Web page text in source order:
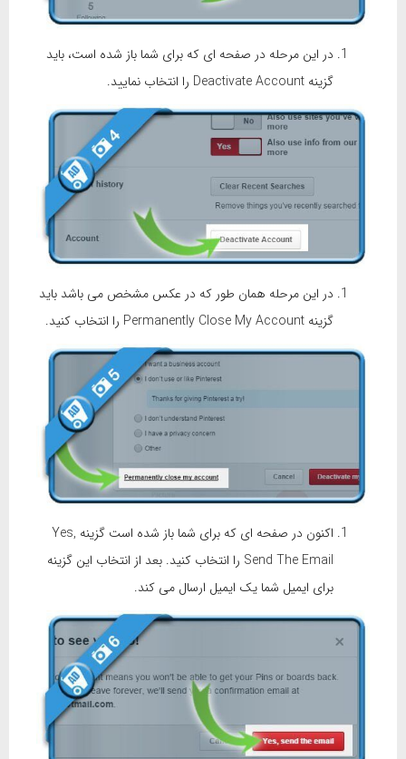
در این مرحله در صفحه ای که برای شما باز شده است، باید
گزینه Deactivate Account را انتخاب نمایید.
در این مرحله همان طور که در عکس مشخص می باشد باید
گزینه Permanently Close My Account را انتخاب کنید.
اکنون در صفحه ای که برای شما باز شده است گزینه Yes,
Send The Email را انتخاب کنید. بعد از انتخاب این گزینه
برای ایمیل شما یک ایمیل ارسال می کند.